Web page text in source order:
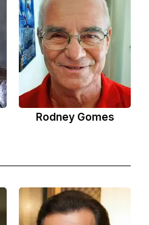
Rodney Gomes